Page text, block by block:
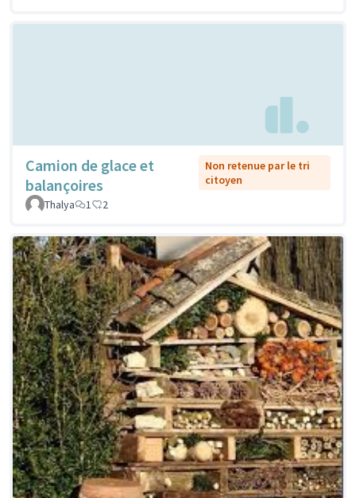
Camion de glace et
balançoires
Non retenue par le tri
citoyen
Thalya
1 2